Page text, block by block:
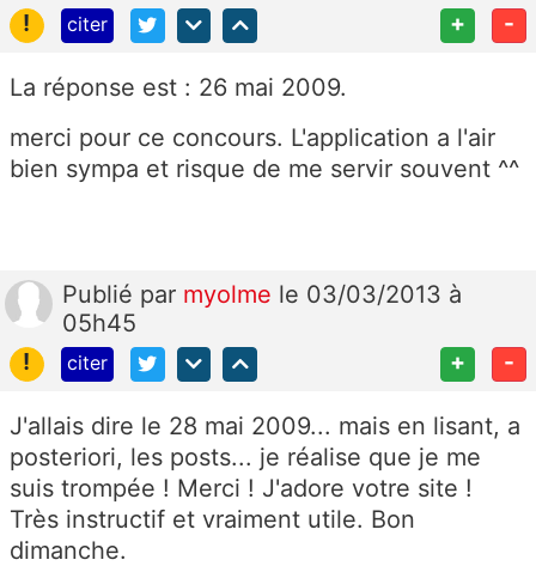
!
citer + -
La réponse est : 26 mai 2009.
merci pour ce concours. L'application a l'air
bien sympa et risque de me servir souvent ^^
Publié par myolme le 03/03/2013 à
05h45
!
citer + -
J'allais dire le 28 mai 2009... mais en lisant, a
posteriori, les posts... je réalise que je me
suis trompée ! Merci ! J'adore votre site !
Très instructif et vraiment utile. Bon
dimanche.